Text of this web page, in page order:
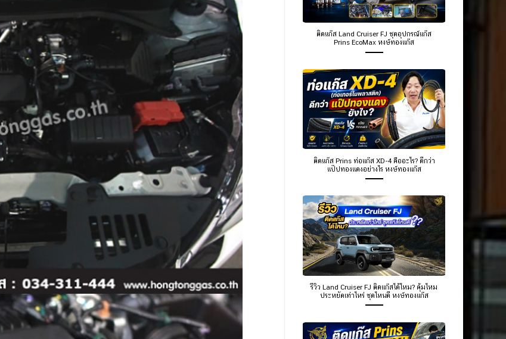
ติดแก๊ส Land Cruiser FJ ชุดอุปกรณ์แก๊ส
Prins EcoMax หงษ์ทองแก๊ส
ติดแก๊ส Prins ท่อแก๊ส XD-4 คืออะไร? ดีกว่า
แป๊ปทองแดงอย่างไร หงษ์ทองแก๊ส
รีวิว Land Cruiser FJ ติดแก๊สได้ไหม? คุ้มไหม
ประหยัดเท่าไหร่ ชุดไหนดี หงษ์ทองแก๊ส